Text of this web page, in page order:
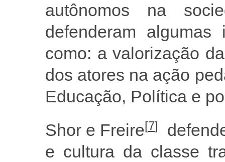
autônomos na
defenderam
como: a valorização
dos atores na ação
Educação, Política e
Shor e Freire[7]
e cultura da classe